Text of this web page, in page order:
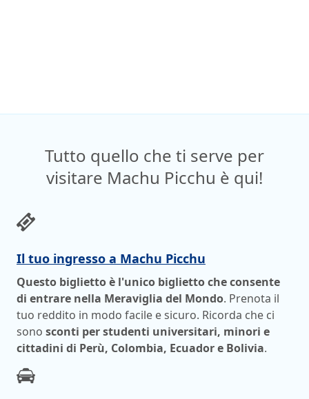
Tutto quello che ti serve per
visitare Machu Picchu è qui!
Il tuo ingresso a Machu Picchu
Questo biglietto è l'unico biglietto che consente
di entrare nella Meraviglia del Mondo. Prenota il
tuo reddito in modo facile e sicuro. Ricorda che ci
sono sconti per studenti universitari, minori e
cittadini di Perù, Colombia, Ecuador e Bolivia.